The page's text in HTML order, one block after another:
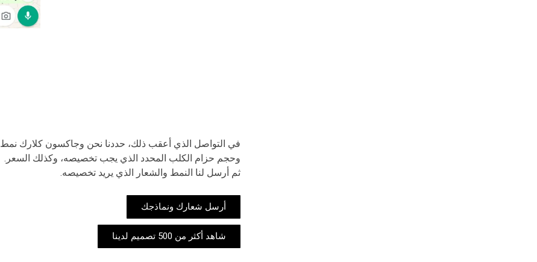
في التواصل الذي أعقب ذلك، حددنا نحن وجاكسون كلارك نمط
وحجم حزام الكلب المحدد الذي يجب تخصيصه، وكذلك السعر.
ثم أرسل لنا النمط والشعار الذي يريد تخصيصه.
أرسل شعارك ونماذجك
شاهد أكثر من 500 تصميم لدينا